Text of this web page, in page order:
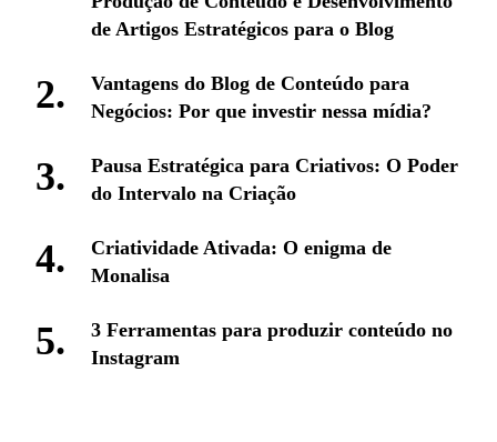
de Artigos Estratégicos para o Blog
Vantagens do Blog de Conteúdo para
Negócios: Por que investir nessa mídia?
Pausa Estratégica para Criativos: O Poder
do Intervalo na Criação
Criatividade Ativada: O enigma de
Monalisa
3 Ferramentas para produzir conteúdo no
Instagram